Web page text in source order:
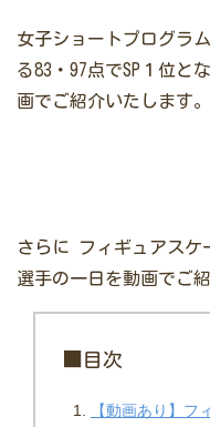
女子ショートプログラ
る83・97点でSP１位と
画でご紹介いたします。
さらに フィギュアスケ
選手の一日を動画でご
■目次
【動画あり】フ